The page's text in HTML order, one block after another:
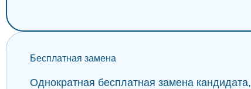
Бесплатная замена
Однократная бесплатная замена кандидата,